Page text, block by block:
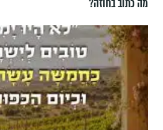
מה כתוב בחוזה?